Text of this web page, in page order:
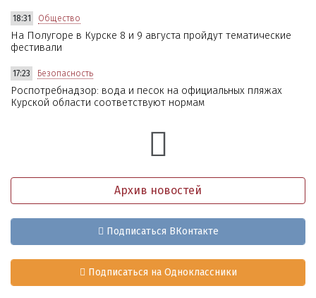
18:31 Общество
На Полугоре в Курске 8 и 9 августа пройдут тематические
фестивали
17:23 Безопасность
Роспотребнадзор: вода и песок на официальных пляжах
Курской области соответствуют нормам
Архив новостей
Подписаться ВКонтакте
Подписаться на Одноклассники